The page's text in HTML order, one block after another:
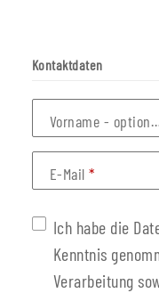
Kontaktdaten
Vorname -
E-Mail
Ich habe die
Kenntnis
Verarbeitung